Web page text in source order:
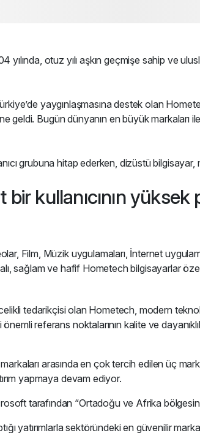
otuz yılı aşkın geçmişe sahip ve
yaygınlaşmasına destek olan
geldi. Bugün dünyanın en büyük
grubuna hitap ederken, dizüstü
kullanıcının yüksek
Film, Müzik uygulamaları, İnternet
sağlam ve hafif Hometech bilgisayarlar
tedarikçisi olan Hometech, modern
referans noktalarının kalite ve
arasında en çok tercih edilen üç
yapmaya devam ediyor.
tarafından “Ortadoğu ve Afrika
yatırımlarla sektöründeki en güvenilir